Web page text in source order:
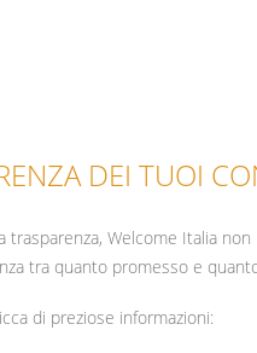
DEI TUOI
trasparenza, Welcome Italia
tra quanto promesso e
di preziose informazioni: